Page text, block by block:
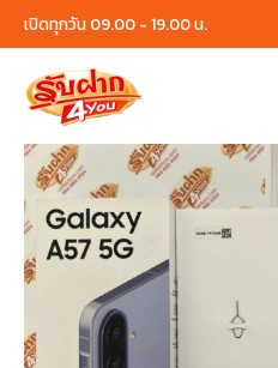
Skip
to
content
เปิดทุกวัน 09.00 - 19.00 น.